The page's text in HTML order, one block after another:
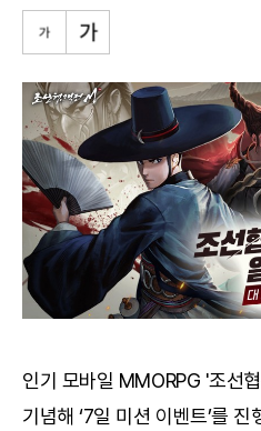
인기 모바일 MMORPG '조선
기념해 ‘7일 미션 이벤트’를 진